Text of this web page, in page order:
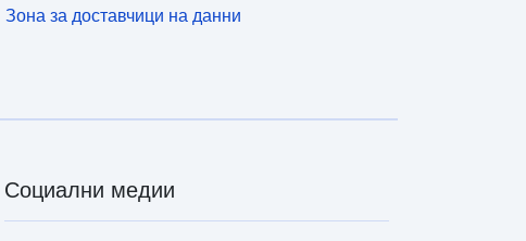
Зона за доставчици на данни
Социални медии